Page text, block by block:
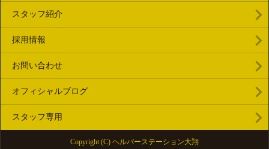
スタッフ紹介
採用情報
お問い合わせ
オフィシャルブログ
スタッフ専用
Copyright (C) ヘルパーステーション大翔